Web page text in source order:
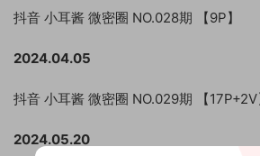
抖音 小耳酱 微密圈 NO.028期 【9P】
2024.04.05
抖音 小耳酱 微密圈 NO.029期 【
2024.05.20